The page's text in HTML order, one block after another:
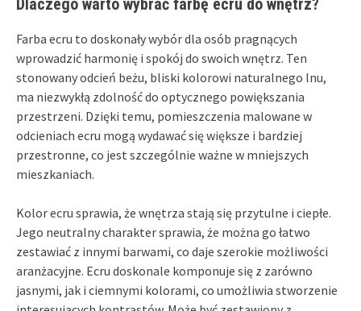
Dlaczego warto wybrać farbę ecru do wnętrz?
Farba ecru to doskonały wybór dla osób pragnących
wprowadzić harmonię i spokój do swoich wnętrz. Ten
stonowany odcień beżu, bliski kolorowi naturalnego lnu,
ma niezwykłą zdolność do optycznego powiększania
przestrzeni. Dzięki temu, pomieszczenia malowane w
odcieniach ecru mogą wydawać się większe i bardziej
przestronne, co jest szczególnie ważne w mniejszych
mieszkaniach.
Kolor ecru sprawia, że wnętrza stają się przytulne i ciepłe.
Jego neutralny charakter sprawia, że można go łatwo
zestawiać z innymi barwami, co daje szerokie możliwości
aranżacyjne. Ecru doskonale komponuje się z zarówno
jasnymi, jak i ciemnymi kolorami, co umożliwia stworzenie